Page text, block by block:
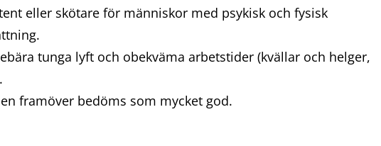
eller skötare för människor med psykisk och fysisk
tunga lyft och obekväma arbetstider (kvällar och helger,
framöver bedöms som mycket god.